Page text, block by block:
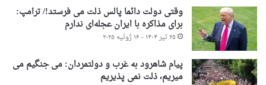
وقتی دولت دائما پالس ذلت می فرستد!/ ترامپ:
برای مذاکره با ایران عجله‌ای ندارم
۲۵ تیر ۱۴۰۴ - ۱۶ ژوئیه ۲۰۲۵
پیام شاهرود به غرب و دولتمردان: می جنگیم می
میریم، ذلت نمی پذیریم